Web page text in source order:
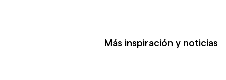
Más inspiración y noticias